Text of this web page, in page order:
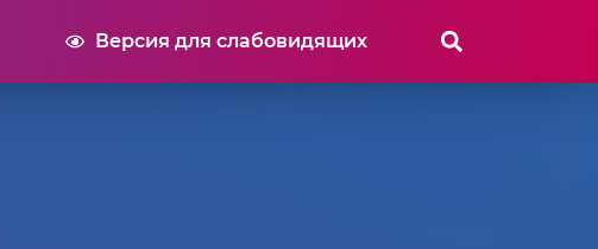
Версия для слабовидящих